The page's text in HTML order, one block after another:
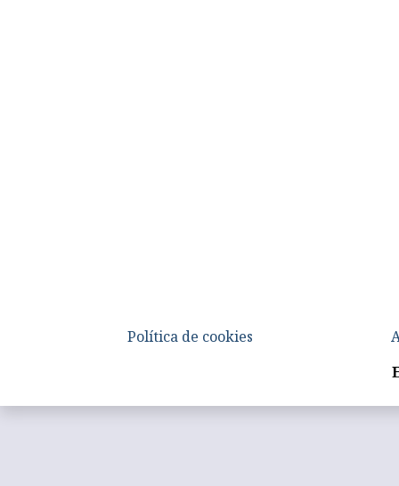
Política de cookies